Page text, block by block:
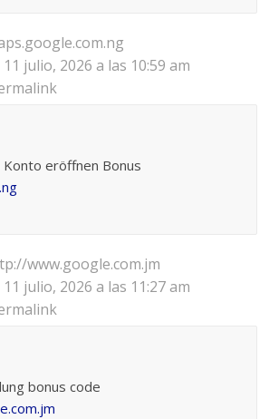
11 julio, 2026 a las 10:59 am
Konto eröffnen Bonus
www.google.com.jm
11 julio, 2026 a las 11:27 am
bonus code